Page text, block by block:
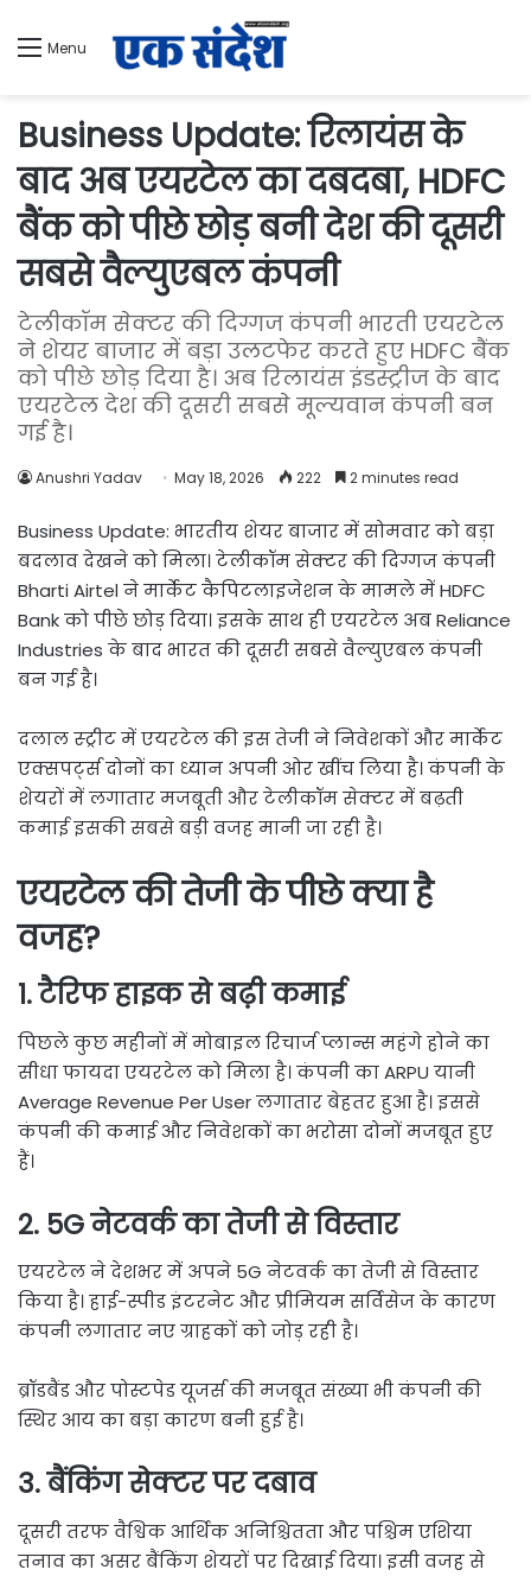
Menu
Business Update: रिलायंस के
बाद अब एयरटेल का दबदबा, HDFC
बैंक को पीछे छोड़ बनी देश की दूसरी
सबसे वैल्युएबल कंपनी
टेलीकॉम सेक्टर की दिग्गज कंपनी भारती एयरटेल
ने शेयर बाजार में बड़ा उलटफेर करते हुए HDFC बैंक
को पीछे छोड़ दिया है। अब रिलायंस इंडस्ट्रीज के बाद
एयरटेल देश की दूसरी सबसे मूल्यवान कंपनी बन
गई है।
Anushri Yadav May 18, 2026 222 2 minutes read
Business Update: भारतीय शेयर बाजार में सोमवार को बड़ा
बदलाव देखने को मिला। टेलीकॉम सेक्टर की दिग्गज कंपनी
Bharti Airtel ने मार्केट कैपिटलाइजेशन के मामले मेंHDFC
Bankको पीछे छोड़ दिया। इसके साथ ही एयरटेल अबReliance
Industries के बाद भारत की दूसरी सबसे वैल्युएबल कंपनी
बन गई है।
दलाल स्ट्रीट में एयरटेल की इस तेजी ने निवेशकों और मार्केट
एक्सपर्ट्स दोनों का ध्यान अपनी ओर खींच लिया है। कंपनी के
शेयरों में लगातार मजबूती और टेलीकॉम सेक्टर में बढ़ती
कमाई इसकी सबसे बड़ी वजह मानी जा रही है।
एयरटेल की तेजी के पीछे क्या है
वजह?
1. टैरिफ हाइक से बढ़ी कमाई
पिछले कुछ महीनों में मोबाइल रिचार्ज प्लान्स महंगे होने का
सीधा फायदा एयरटेल को मिला है। कंपनी का ARPU यानी
Average Revenue Per User लगातार बेहतर हुआ है। इससे
कंपनी की कमाई और निवेशकों का भरोसा दोनों मजबूत हुए
हैं।
2. 5G नेटवर्क का तेजी से विस्तार
एयरटेल ने देशभर में अपने 5G नेटवर्क का तेजी से विस्तार
किया है। हाई-स्पीड इंटरनेट और प्रीमियम सर्विसेज के कारण
कंपनी लगातार नए ग्राहकों को जोड़ रही है।
ब्रॉडबैंड और पोस्टपेड यूजर्स की मजबूत संख्या भी कंपनी की
स्थिर आय का बड़ा कारण बनी हुई है।
3. बैंकिंग सेक्टर पर दबाव
दूसरी तरफ वैश्विक आर्थिक अनिश्चितता और पश्चिम एशिया
तनाव का असर बैंकिंग शेयरों पर दिखाई दिया। इसी वजह से